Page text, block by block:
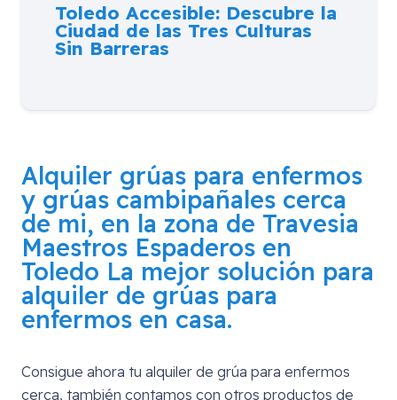
Toledo Accesible: Descubre la
Ciudad de las Tres Culturas
Sin Barreras
Alquiler grúas para enfermos
y grúas cambipañales cerca
de mi, en la zona de Travesia
Maestros Espaderos en
Toledo La mejor solución para
alquiler de grúas para
enfermos en casa.
Consigue ahora tu alquiler de grúa para enfermos
cerca, también contamos con otros productos de